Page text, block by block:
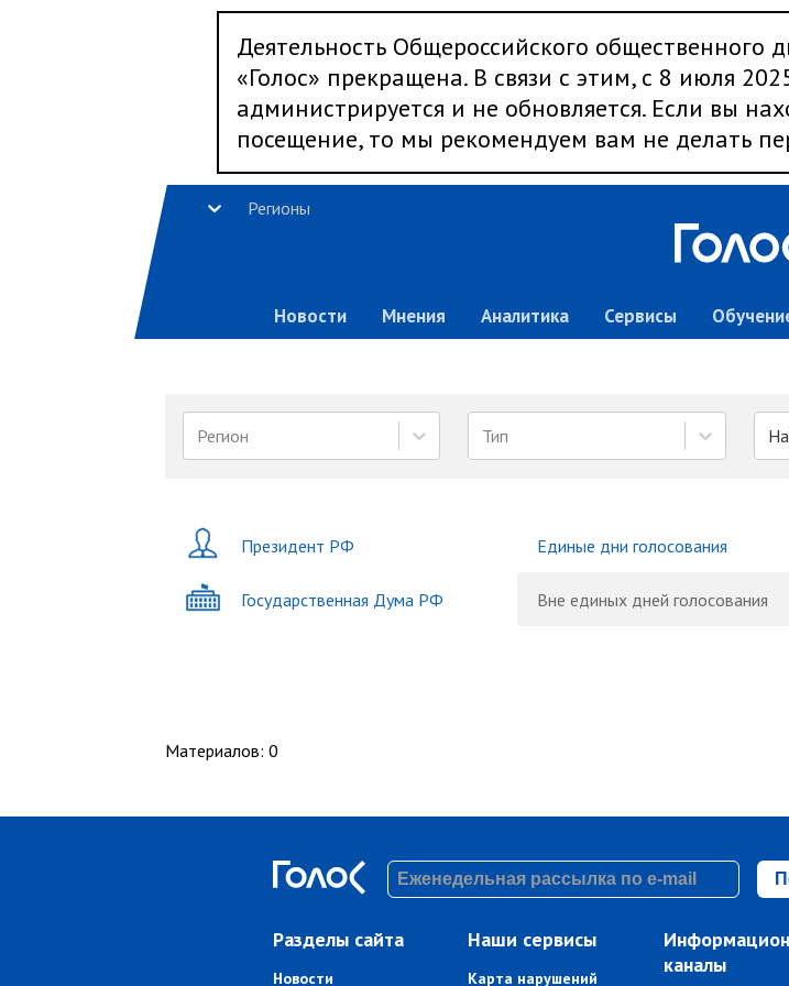
Деятельность Общероссийского общественного
«Голос» прекращена. В связи с этим, с 8 июля
администрируется и не обновляется. Если вы
посещение, то мы рекомендуем вам не делать
Регионы
Новости Мнения Аналитика Сервисы
Регион Тип
Президент РФ
Государственная Дума РФ
Единые дни голосования
Вне единых дней голосования
Материалов: 0
Разделы сайта
Новости
Наши сервисы
Карта нарушений
каналы